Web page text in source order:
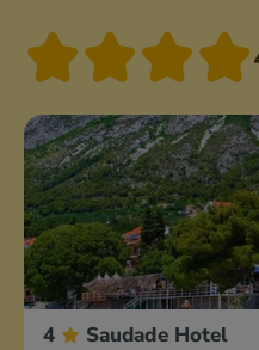
4 Saudade Hotel